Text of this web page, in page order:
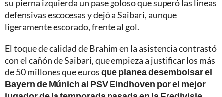
su pierna izquierda un pase goloso que superó las líneas
defensivas escocesas y dejó a Saibari, aunque
ligeramente escorado, frente al gol.
El toque de calidad de Brahim en la asistencia contrastó
con el cañón de Saibari, que empieza a justificar los más
de 50 millones que eurosque planea desembolsar el
Bayern de Múnich al PSV Eindhoven por el mejor